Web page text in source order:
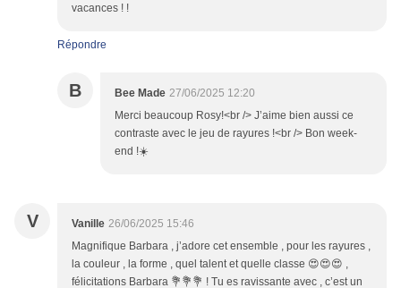
vacances ! !
Répondre
B Bee Made 27/06/2025 12:20
Merci beaucoup Rosy!<br /> J’aime bien aussi ce
contraste avec le jeu de rayures !<br /> Bon week-
end !☀️
V Vanille 26/06/2025 15:46
Magnifique Barbara , j’adore cet ensemble , pour les rayures ,
la couleur , la forme , quel talent et quelle classe 😍😍😍 ,
félicitations Barbara 💐💐💐 ! Tu es ravissante avec , c’est un